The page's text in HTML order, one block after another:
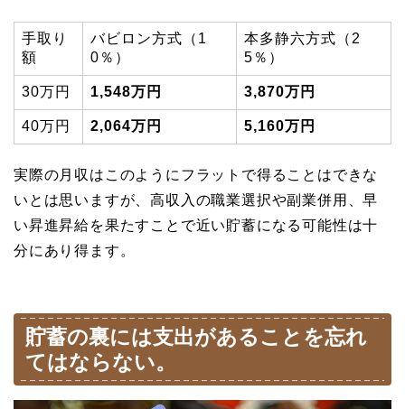
手取り
額
バビロン方式（1
0％）
本多静六方式（2
5％）
30万円 1,548万円 3,870万円
40万円 2,064万円 5,160万円
実際の月収はこのようにフラットで得ることはできな
いとは思いますが、高収入の職業選択や副業併用、早
い昇進昇給を果たすことで近い貯蓄になる可能性は十
分にあり得ます。
貯蓄の裏には支出があることを忘れ
てはならない。